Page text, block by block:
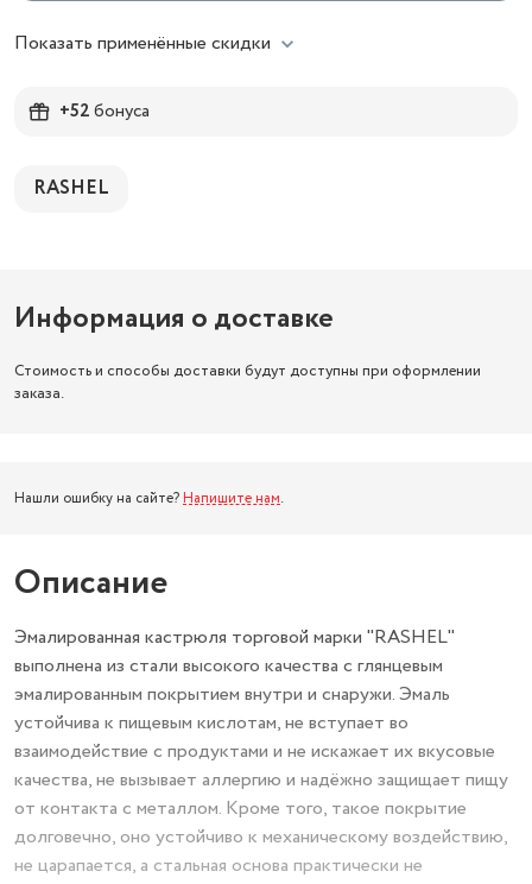
Показать применённые скидки
+52бонуса
RASHEL
Информация о доставке
Стоимость и способы доставки будут доступны при оформлении
заказа.
Нашли ошибку на сайте? Напишите нам.
Описание
Эмалированная кастрюля торговой марки "RASHEL"
выполнена из стали высокого качества с глянцевым
эмалированным покрытием внутри и снаружи. Эмаль
устойчива к пищевым кислотам, не вступает во
взаимодействие с продуктами и не искажает их вкусовые
качества, не вызывает аллергию и надёжно защищает пищу
от контакта с металлом. Кроме того, такое покрытие
долговечно, оно устойчиво к механическому воздействию,
не царапается, а стальная основа практически не